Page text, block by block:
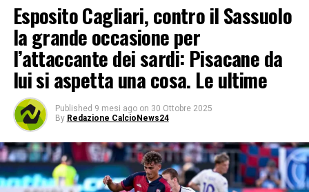
Esposito Cagliari, contro il Sassuolo
la grande occasione per
l’attaccante dei sardi: Pisacane da
lui si aspetta una cosa. Le ultime
Published 9 mesi ago on 30 Ottobre 2025
By Redazione CalcioNews24